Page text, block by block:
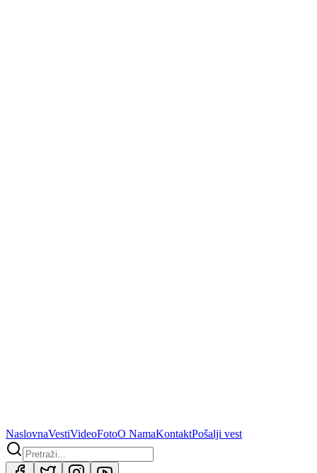
NaslovnaVestiVideoFotoO NamaKontaktPošalji vest